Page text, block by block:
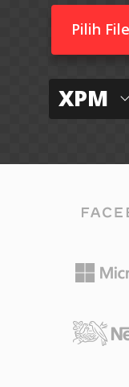
Pilih File
XPM